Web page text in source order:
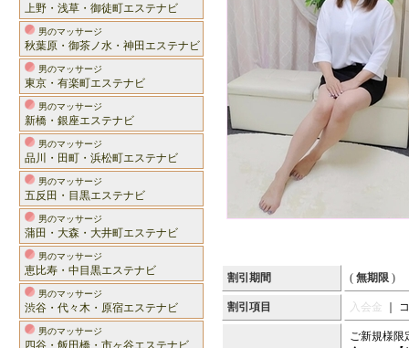
上野・浅草・御徒町エステナビ
男のマッサージ
秋葉原・御茶ノ水・神田エステナビ
男のマッサージ
東京・有楽町エステナビ
男のマッサージ
新橋・銀座エステナビ
男のマッサージ
品川・田町・浜松町エステナビ
男のマッサージ
五反田・目黒エステナビ
男のマッサージ
蒲田・大森・大井町エステナビ
男のマッサージ
恵比寿・中目黒エステナビ
男のマッサージ
渋谷・代々木・原宿エステナビ
男のマッサージ
四谷・飯田橋・市ヶ谷エステナビ
割引期間 ( 無期限 )
割引項目 入会金 ｜
ご新規様限